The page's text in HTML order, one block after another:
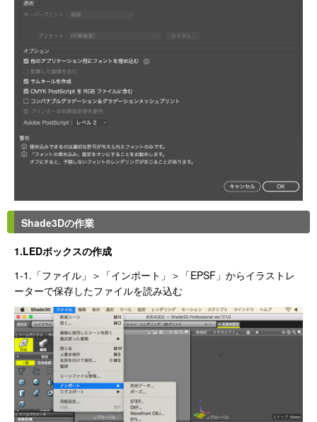
Shade3Dの作業
1.LEDボックスの作成
1-1.「ファイル」＞「インポート」＞「EPSF」からイラストレ
ーターで保存したファイルを読み込む